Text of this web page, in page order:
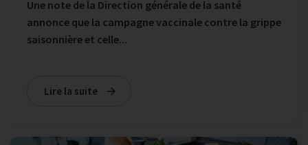
Une note de la Direction générale de la santé
annonce que la campagne vaccinale contre la grippe
saisonnière et celle...
Lire la suite